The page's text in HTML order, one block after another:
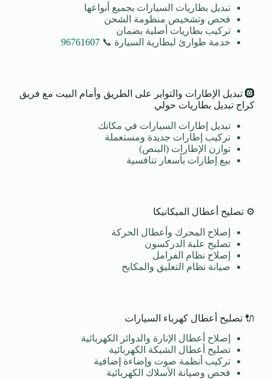
تبديل بطاريات السيارات بجميع أنواعها
فحص وتشخيص منظومة الشحن
تركيب بطاريات أصلية بضمان
خدمة طوارئ لبطارية السيارة 📞 96761607
🛞 تبديل الإطارات والتواير على الطريق وأمام البيت مع فريق
كراج تبديل بطاريات حولي
تبديل إطارات السيارات في مكانك
تركيب إطارات جديدة ومستعملة
توازن الإطارات (البنص)
بيع إطارات بأسعار تنافسية
⚙️ تصليح أعطال الميكانيكا
إصلاح المحرك وأعطال الحركة
تصليح علبة الدركسون
إصلاح نظام الفرامل
صيانة نظام التعليق والمكابح
🔌 تصليح أعطال كهرباء السيارات
إصلاح أعطال الإنارة والدوائر الكهربائية
تصليح أعطال الشبكة الكهربائية
تركيب أنظمة صوت وإضاءة إضافية
فحص وصيانة الأسلاك الكهربائية